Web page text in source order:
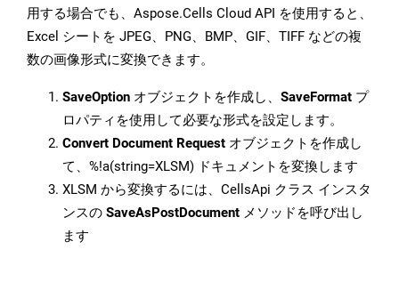
用する場合でも、Aspose.Cells Cloud API を使用すると、
Excel シートを JPEG、PNG、BMP、GIF、TIFF などの複
数の画像形式に変換できます。
SaveOption オブジェクトを作成し、 SaveFormat プ
ロパティを使用して必要な形式を設定します。
Convert Document Request オブジェクトを作成し
て、%!a(string=XLSM) ドキュメントを変換します
XLSM から変換するには、CellsApi クラス インスタ
ンスの SaveAsPostDocument メソッドを呼び出し
ます